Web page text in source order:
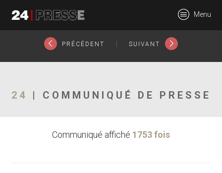
24Presse -
Communiqués de
Menu
PRÉCÉDENT SUIVANT
24 | COMMUNIQUÉ DE PRESSE
Communiqué affiché 1753 fois